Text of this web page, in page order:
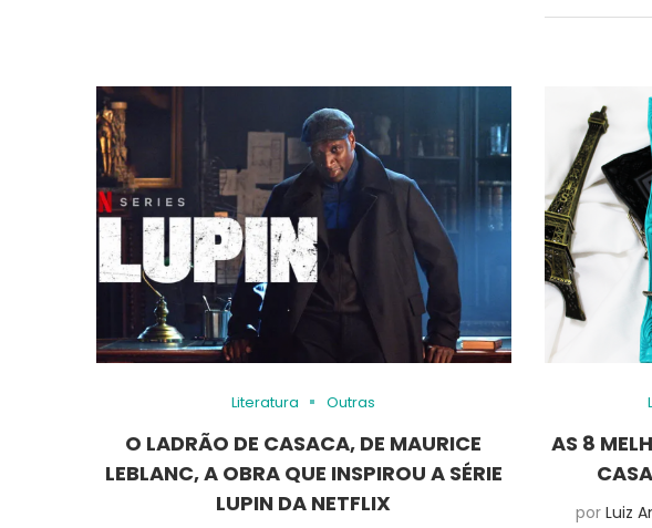
Literatura Outras
O LADRÃO DE CASACA, DE MAURICE
LEBLANC, A OBRA QUE INSPIROU A SÉRIE
LUPIN DA NETFLIX
AS 8
por Luiz